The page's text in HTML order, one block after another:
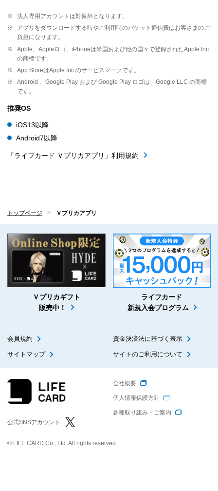
※
法人専用アカウントは対象外となります。
※
アプリをダウンロードする時やご利用時のパケット通信費はお客さまのご
負担になります。
※
Apple、Appleロゴ、iPhoneは米国および他の国々で登録されたApple Inc.
の商標です。
※
App StoreはApple Inc.のサービスマークです。
※
Android 、Google Play および Google Play ロゴは、Google LLC の商標
です。
推奨OS
iOS13以降
Android7以降
「ライフカード Ｖプリカアプリ」利用規約
トップページ Ｖプリカアプリ
会員規約 資金決済法に基づく表示
サイトマップ サイトのご利用について
Ｖプリカギフト
販売中！
ライフカード
新規入会プログラム
会社概要
個人情報保護方針
各種取り組み・ご案内
公式SNSアカウント
© LIFE CARD Co., Ltd. All rights reserved.